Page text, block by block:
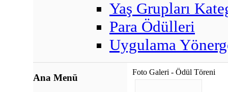
Yaş Grupları
Para Ödülleri
Uygulama
Ana Menü
Foto Galeri - Ödül Töreni